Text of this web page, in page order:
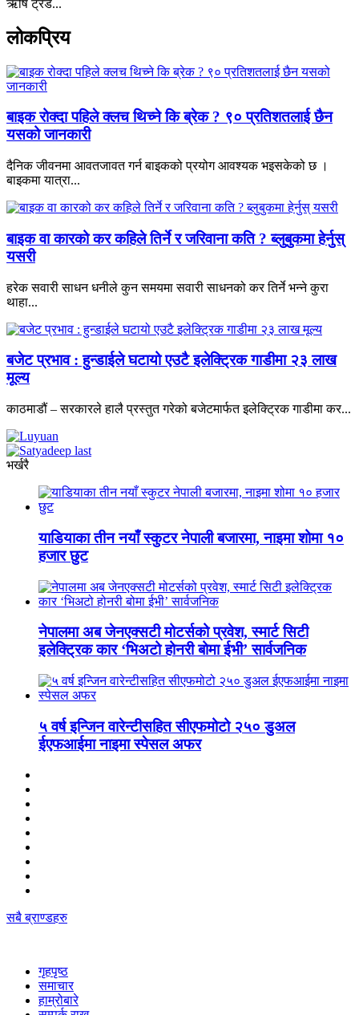
ऋषि ट्रेड...
लोकप्रिय
बाइक रोक्दा पहिले क्लच थिच्ने कि ब्रेक ? ९० प्रतिशतलाई छैन
यसको जानकारी
दैनिक जीवनमा आवतजावत गर्न बाइकको प्रयोग आवश्यक भइसकेको छ ।
बाइकमा यात्रा...
बाइक वा कारको कर कहिले तिर्ने र जरिवाना कति ? ब्लुबुकमा हेर्नुस्
यसरी
हरेक सवारी साधन धनीले कुन समयमा सवारी साधनको कर तिर्ने भन्ने कुरा
थाहा...
बजेट प्रभाव : हुन्डाईले घटायो एउटै इलेक्ट्रिक गाडीमा २३ लाख
मूल्य
काठमाडौं – सरकारले हालै प्रस्तुत गरेको बजेटमार्फत इलेक्ट्रिक गाडीमा कर...
भर्खरै
याडियाका तीन नयाँ स्कुटर नेपाली बजारमा, नाइमा शोमा १०
हजार छुट
नेपालमा अब जेनएक्सटी मोटर्सको प्रवेश, स्मार्ट सिटी
इलेक्ट्रिक कार ‘भिअटो होनरी बोमा ईभी’ सार्वजनिक
५ वर्ष इन्जिन वारेन्टीसहित सीएफमोटो २५० डुअल
ईएफआईमा नाइमा स्पेसल अफर
सबै ब्राण्डहरु
गृहपृष्‍ठ
समाचार
हाम्रोबारे